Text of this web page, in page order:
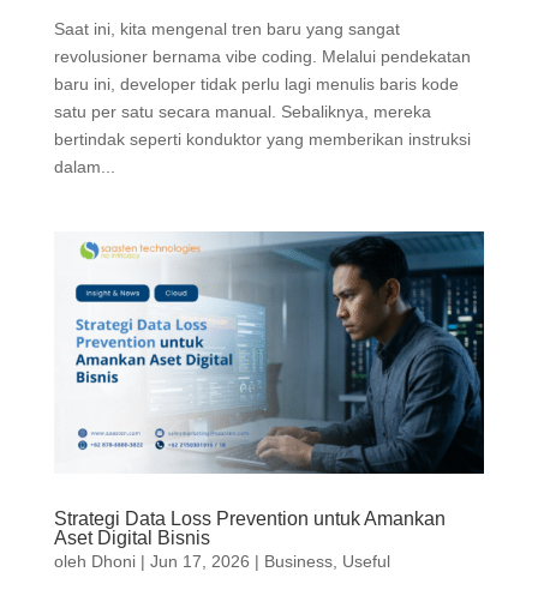
Saat ini, kita mengenal tren baru yang sangat
revolusioner bernama vibe coding. Melalui pendekatan
baru ini, developer tidak perlu lagi menulis baris kode
satu per satu secara manual. Sebaliknya, mereka
bertindak seperti konduktor yang memberikan instruksi
dalam...
Strategi Data Loss Prevention untuk Amankan
Aset Digital Bisnis
oleh Dhoni| Jun 17, 2026 | Business, Useful